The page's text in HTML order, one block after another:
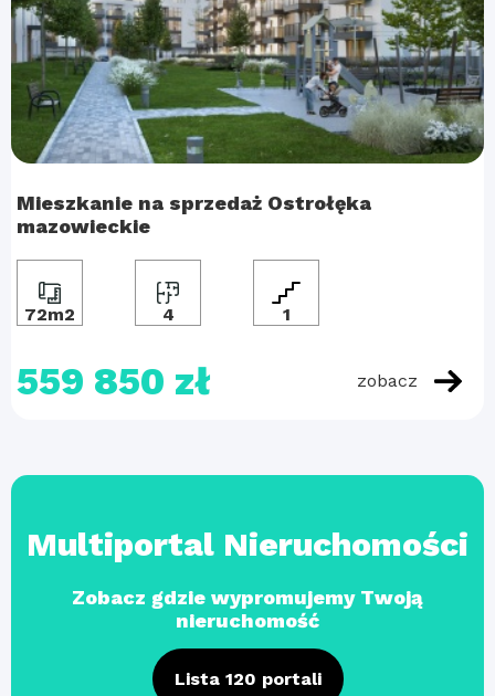
Mieszkanie na sprzedaż Ostrołęka
mazowieckie
72m2 4 1
559 850 zł zobacz
Multiportal Nieruchomości
Zobacz gdzie wypromujemy Twoją
nieruchomość
Lista 120 portali